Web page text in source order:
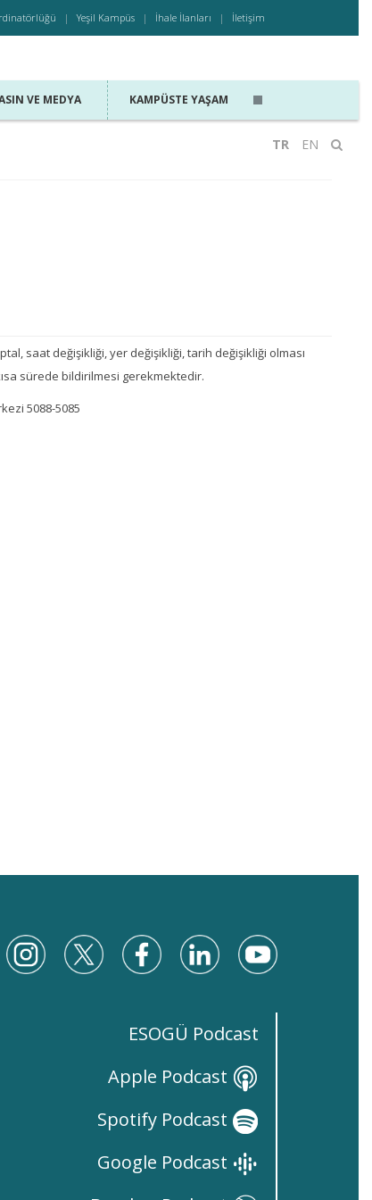
Yeşil Kampüs İhale İlanları İletişim
TR EN
VE MEDYA KAMPÜSTE YAŞAM
saat değişikliği, yer değişikliği, tarih değişikliği olması
sürede bildirilmesi gerekmektedir.
5088-5085
ESOGÜ Podcast
Apple Podcast
Spotify Podcast
Google Podcast